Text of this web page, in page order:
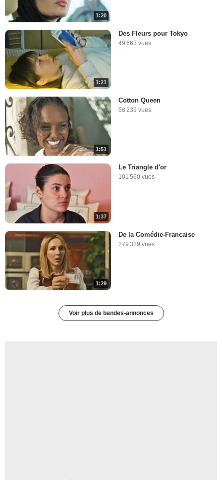
1:20
1:21
Des Fleurs pour Tokyo
49 663 vues
1:51
Cotton Queen
58 239 vues
1:37
Le Triangle d'or
101 560 vues
1:29
De la Comédie-Française
279 329 vues
Voir plus de bandes-annonces